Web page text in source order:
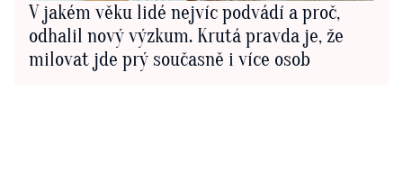
V jakém věku lidé nejvíc podvádí a proč,
odhalil nový výzkum. Krutá pravda je, že
milovat jde prý současně i více osob